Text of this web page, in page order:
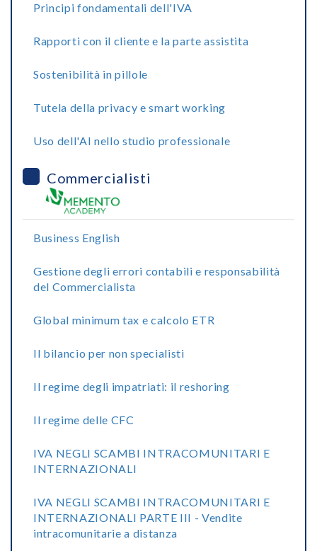
Principi fondamentali dell'IVA
Rapporti con il cliente e la parte assistita
Sostenibilità in pillole
Tutela della privacy e smart working
Uso dell'AI nello studio professionale
Commercialisti
Business English
Gestione degli errori contabili e responsabilità
del Commercialista
Global minimum tax e calcolo ETR
Il bilancio per non specialisti
Il regime degli impatriati: il reshoring
Il regime delle CFC
IVA NEGLI SCAMBI INTRACOMUNITARI E
INTERNAZIONALI
IVA NEGLI SCAMBI INTRACOMUNITARI E
INTERNAZIONALI PARTE III - Vendite
intracomunitarie a distanza